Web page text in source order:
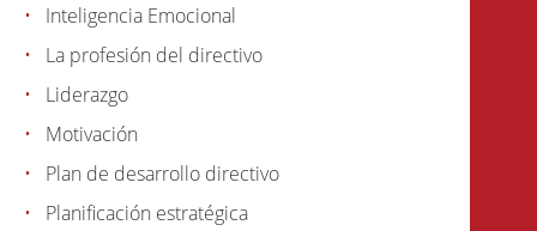
Inteligencia Emocional
La profesión del directivo
Liderazgo
Motivación
Plan de desarrollo directivo
Planificación estratégica